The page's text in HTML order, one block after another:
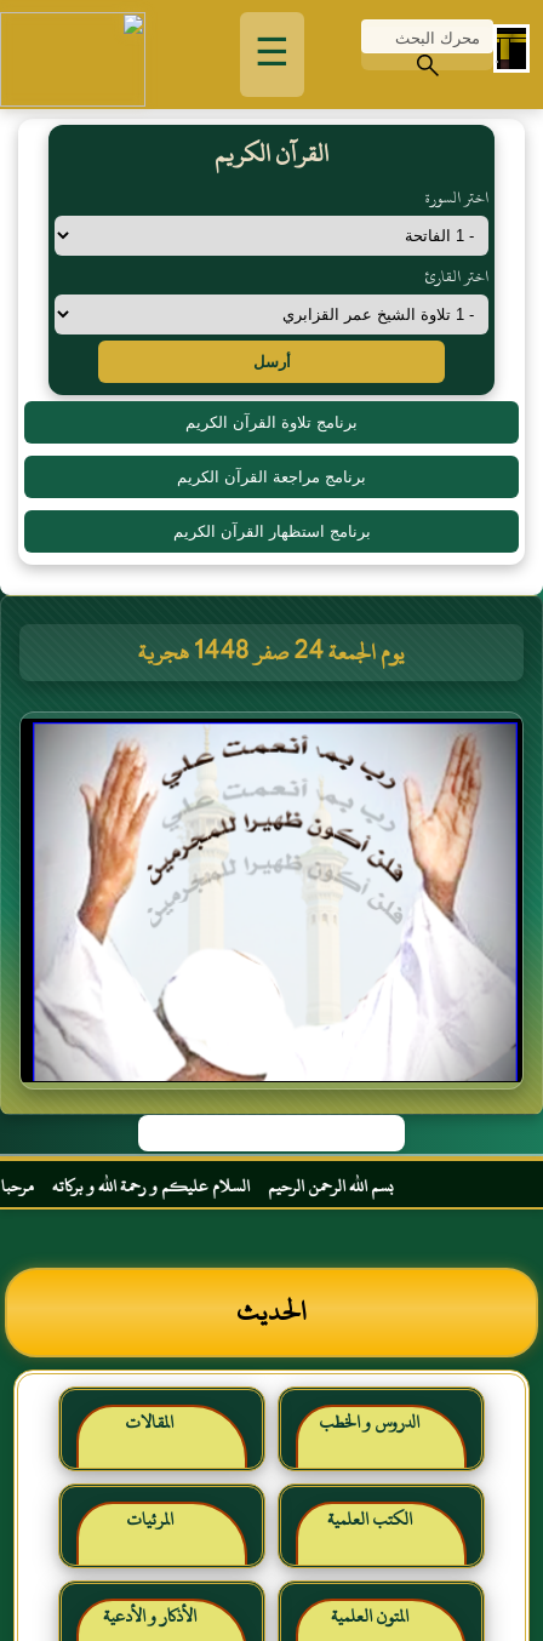
☰
القرآن الكريم
اختر السورة
اختر القارئ
أرسل
برنامج تلاوة القرآن الكريم
برنامج مراجعة القرآن الكريم
برنامج استظهار القرآن الكريم
يوم الجمعة 24 صفر 1448 هجرية
بسم الله الرحمن الرحيم السلام عليكم و رحمة الله و بركاته مرحبا بك
الحديث
الدروس و الخطب المقالات
الكتب العلمية المرئيات
المتون العلمية الأذكار و الأدعية